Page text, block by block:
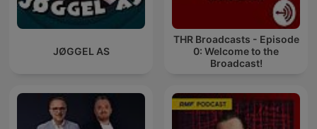
JØGGEL AS
THR Broadcasts - Episode
0: Welcome to the
Broadcast!